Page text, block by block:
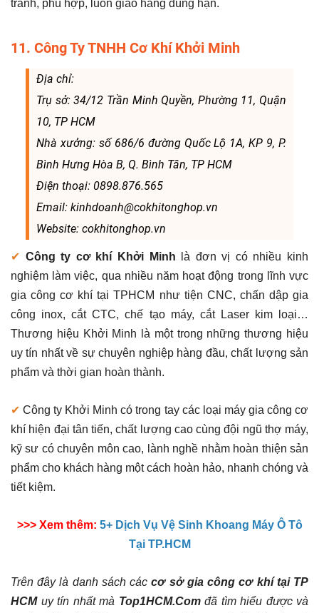
tranh, phù hợp, luôn giao hàng đúng hạn.
11. Công Ty TNHH Cơ Khí Khởi Minh
Địa chỉ:
Trụ sở: 34/12 Trần Minh Quyền, Phường 11, Quận
10, TP HCM
Nhà xưởng: số 686/6 đường Quốc Lộ 1A, KP 9, P.
Bình Hưng Hòa B, Q. Bình Tân, TP HCM
Điện thoại: 0898.876.565
Email: kinhdoanh@cokhitonghop.vn
Website: cokhitonghop.vn
✔ Công ty cơ khí Khởi Minh là đơn vị có nhiều kinh
nghiệm làm việc, qua nhiều năm hoạt động trong lĩnh vực
gia công cơ khí tại TPHCM như tiện CNC, chấn dập gia
công inox, cắt CTC, chế tạo máy, cắt Laser kim loại…
Thương hiệu Khởi Minh là một trong những thương hiệu
uy tín nhất về sự chuyên nghiệp hàng đầu, chất lượng sản
phẩm và thời gian hoàn thành.
✔Công ty Khởi Minh có trong tay các loại máy gia công cơ
khí hiện đại tân tiến, chất lượng cao cùng đội ngũ thợ máy,
kỹ sư có chuyên môn cao, lành nghề nhằm hoàn thiện sản
phẩm cho khách hàng một cách hoàn hảo, nhanh chóng và
tiết kiệm.
>>> Xem thêm: 5+ Dịch Vụ Vệ Sinh Khoang Máy Ô Tô
Tại TP.HCM
Trên đây là danh sách cáccơ sở gia công cơ khí tại TP
HCMuy tín nhất mà Top1HCM.Comđã tìm hiểu được và